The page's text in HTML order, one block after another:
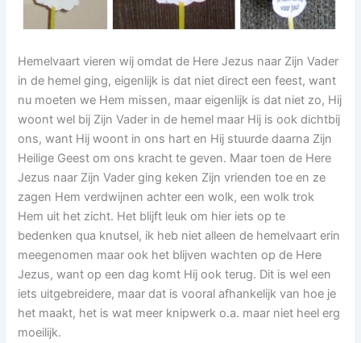
Hemelvaart vieren wij omdat de Here Jezus naar Zijn Vader
in de hemel ging, eigenlijk is dat niet direct een feest, want
nu moeten we Hem missen, maar eigenlijk is dat niet zo, Hij
woont wel bij Zijn Vader in de hemel maar Hij is ook dichtbij
ons, want Hij woont in ons hart en Hij stuurde daarna Zijn
Heilige Geest om ons kracht te geven. Maar toen de Here
Jezus naar Zijn Vader ging keken Zijn vrienden toe en ze
zagen Hem verdwijnen achter een wolk, een wolk trok
Hem uit het zicht. Het blijft leuk om hier iets op te
bedenken qua knutsel, ik heb niet alleen de hemelvaart erin
meegenomen maar ook het blijven wachten op de Here
Jezus, want op een dag komt Hij ook terug. Dit is wel een
iets uitgebreidere, maar dat is vooral afhankelijk van hoe je
het maakt, het is wat meer knipwerk o.a. maar niet heel erg
moeilijk.